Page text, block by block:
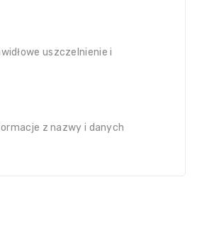
uszczelnienie i
z nazwy i danych